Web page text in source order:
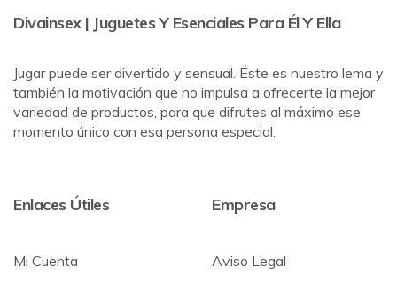
Divainsex | Juguetes Y Esenciales Para Él Y Ella
Jugar puede ser divertido y sensual. Éste es nuestro lema y
también la motivación que no impulsa a ofrecerte la mejor
variedad de productos, para que difrutes al máximo ese
momento único con esa persona especial.
Enlaces Útiles
Mi Cuenta
Empresa
Aviso Legal